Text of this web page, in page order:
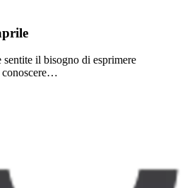
sentite il bisogno di esprimere
conoscere…